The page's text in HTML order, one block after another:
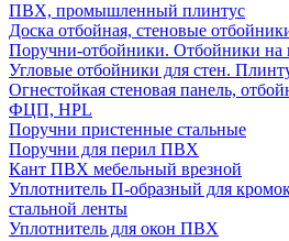
ПВХ, промышленный плинтус
Доска отбойная, стеновые
Поручни-отбойники. Отбойники на
Угловые отбойники для стен.
Огнестойкая стеновая панель,
ФЦП, HPL
Поручни пристенные стальные
Поручни для перил ПВХ
Кант ПВХ мебельный врезной
Уплотнитель П-образный для
стальной ленты
Уплотнитель для окон ПВХ